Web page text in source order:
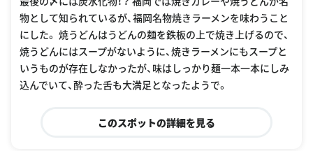
物として知られているが、福岡名物焼きラーメンを味わうこと
にした。 焼うどんはうどんの麺を鉄板の上で焼き上げるので、
焼うどんにはスープがないように、焼きラーメンにもスープと
いうものが存在しなかったが、味はしっかり麺一本一本にしみ
込んでいて、酔った舌も大満足となったようで。
このスポットの詳細を見る